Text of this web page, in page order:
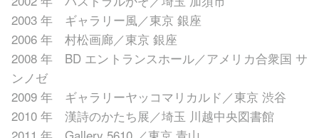
2003 年 ギャラリー風／東京 銀座
2006 年 村松画廊／東京 銀座
2008 年 BD エントランスホール／アメリカ合衆国 サ
ンノゼ
2009 年 ギャラリーヤッコマリカルド／東京 渋谷
2010 年 漢詩のかたち展／埼玉 川越中央図書館